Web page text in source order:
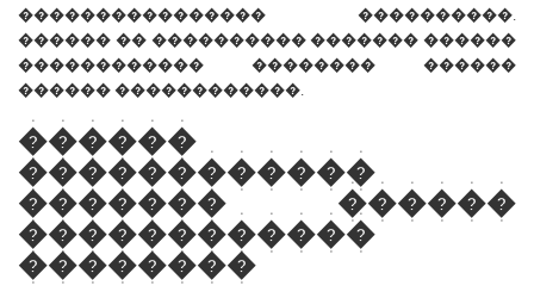
���������������� ����������.
������ �� ���������� ������� ������
������������ �������� ������
������ ������������.
������
������������
������� ������
������������
��������